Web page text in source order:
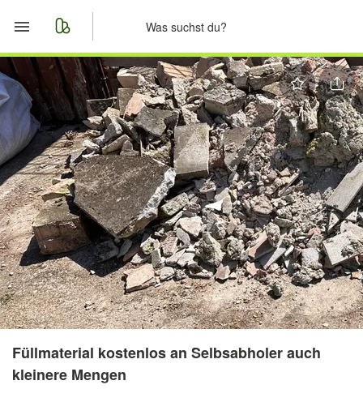
Start
Merkliste
Nachrichten
Anzeige aufgeben
Füllmaterial kostenlos an Selbsabholer auch
kleinere Mengen